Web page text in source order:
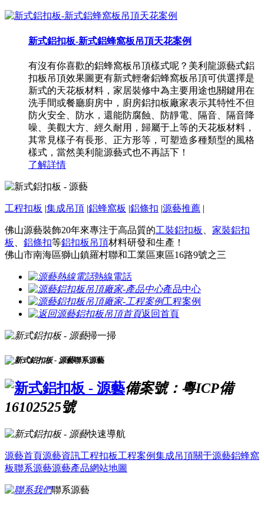
新式鋁扣板-新式鋁蜂窩板吊頂天花案例
有沒有你喜歡的鋁蜂窩板吊頂樣式呢？美利龍源藝式鋁
扣板吊頂效果圖更有新式輕奢鋁蜂窩板吊頂可供選擇是
新式的天花板材料，家居裝修中為主要用途也關鍵用在
洗手間或餐廳廚房中，廚房鋁扣板廠家表示其特性不但
防火安全、防水，還能防腐蝕、防靜電、隔音、隔音降
噪、美觀大方、經久耐用，歸屬于上等的天花板材料，
其常見樣子有長形、正方形等，可塑造多種類型的風格
樣式，當然美利龍源藝式也不再話下！
了解詳情
工程扣板 |集成吊頂 |鋁蜂窩板 |鋁條扣 |源藝推薦 |
佛山源藝裝飾20年來專注于高品質的工裝鋁扣板
家裝鋁扣
板
鋁條扣等鋁扣板吊頂材料研發和生產！
佛山市南海區獅山鎮羅村聯和工業區東區16路9號之三
熱線電話
產品中心
工程案例
返回首頁
掃一掃
聯系源藝
備案號：粵ICP備
16102525號
快速導航
源藝首頁源藝資訊工程扣板工程案例集成吊頂關于源藝鋁蜂窩
板聯系源藝源藝產品網站地圖
聯系源藝